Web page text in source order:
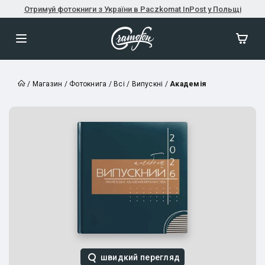
Отримуй фотокниги з України в Paczkomat InPost у Польщі
/ Магазин / Фотокнига / Всі / Випускні /Академія
швидкий перегляд